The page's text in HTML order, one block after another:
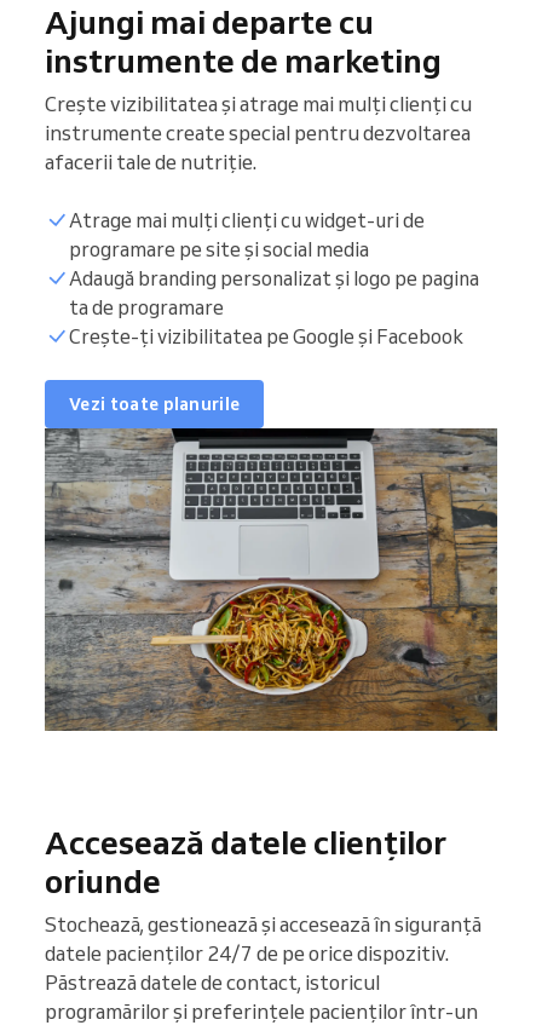
Ajungi mai departe cu
instrumente de marketing
Crește vizibilitatea și atrage mai mulți clienți cu
instrumente create special pentru dezvoltarea
afacerii tale de nutriție.
Atrage mai mulți clienți cu widget-uri de
programare pe site și social media
Adaugă branding personalizat și logo pe pagina
ta de programare
Crește-ți vizibilitatea pe Google și Facebook
Vezi toate planurile
Accesează datele clienților
oriunde
Stochează, gestionează și accesează în siguranță
datele pacienților 24/7 de pe orice dispozitiv.
Păstrează datele de contact, istoricul
programărilor și preferințele pacienților într-un